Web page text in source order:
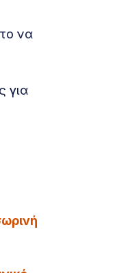
να
για